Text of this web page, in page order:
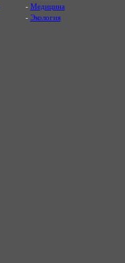
- Медицина
- Экология